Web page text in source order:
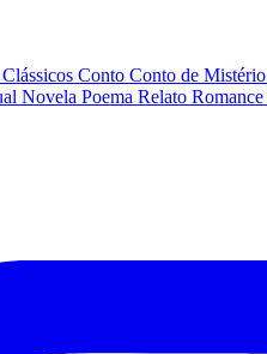
Clássicos Conto Conto de Mistério
Novela Poema Relato Romance